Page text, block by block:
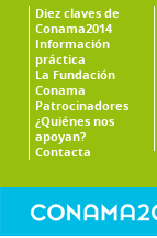
Diez claves de
Conama2014
Información
práctica
La Fundación
Conama
Patrocinadores
¿Quiénes nos
apoyan?
Contacta